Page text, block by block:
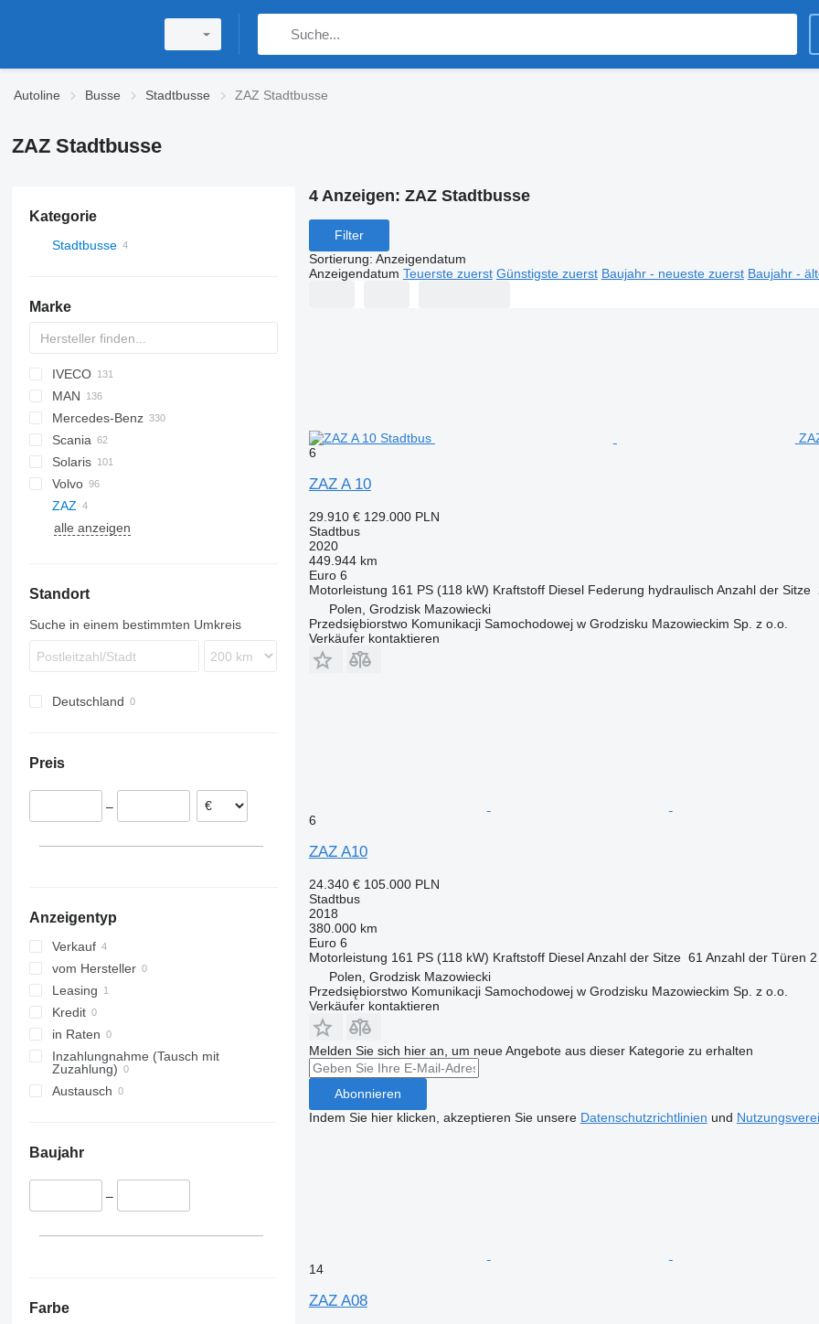
Autoline Busse Stadtbusse ZAZ Stadtbusse
ZAZ Stadtbusse
Kategorie
Stadtbusse
Marke
Probus
IVECO
Crossway
Daily
Mobi
Wing
Ares
Citelis
Crossway
Recreo
I-series
Erga
Novo
XMQ
MAN
A-series
LE
Lion's series
NL series
TGE
203
206
Mercedes-Benz
Citaro
Conecto
Integro
Intouro
MB
Sprinter
Civilian
Navigo
Vectio
Master
Scania
Interlink
K-series
Vest
S-series
Solaris
Alpino
Urbino
MD
Tourmalin
Coaster
Ambassador
Ambassador
A-series
Crafter
Volvo
7700
8500
A-series
ZAZ
alle anzeigen
Standort
Suche in einem bestimmten Umkreis
Deutschland
Preis
–
Anzeigentyp
Verkauf
vom Hersteller
Leasing
Kredit
in Raten
Inzahlungnahme (Tausch mit
Zuzahlung)
Austausch
Baujahr
–
Farbe
4 Anzeigen: ZAZ Stadtbusse
Filter
Sortierung: Anzeigendatum
Anzeigendatum Teuerste zuerst Günstigste zuerst Baujahr - neueste zuerst Baujahr -
6
ZAZ A 10
29.910 € 129.000 PLN
Stadtbus
2020
449.944 km
Euro 6
Motorleistung 161 PS (118 kW) Kraftstoff Diesel Federung hydraulisch Anzahl der Sitze
Polen, Grodzisk Mazowiecki
Przedsiębiorstwo Komunikacji Samochodowej w Grodzisku Mazowieckim Sp. z o.o.
Verkäufer kontaktieren
6
ZAZ A10
24.340 € 105.000 PLN
Stadtbus
2018
380.000 km
Euro 6
Motorleistung 161 PS (118 kW) Kraftstoff Diesel Anzahl der Sitze 61 Anzahl der Türen 2
Polen, Grodzisk Mazowiecki
Przedsiębiorstwo Komunikacji Samochodowej w Grodzisku Mazowieckim Sp. z o.o.
Verkäufer kontaktieren
Melden Sie sich hier an, um neue Angebote aus dieser Kategorie zu erhalten
Abonnieren
Indem Sie hier klicken, akzeptieren Sie unsere Datenschutzrichtlinien und
14
ZAZ A08